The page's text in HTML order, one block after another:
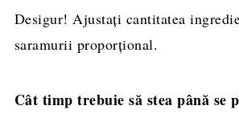
Desigur! Ajustați cantitatea
saramurii proporțional.
Cât timp trebuie să stea până se